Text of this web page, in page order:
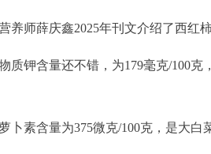
养师薛庆鑫2025年刊文介绍了西红
质钾含量还不错，为179毫克/100
卜素含量为375微克/100克，是大